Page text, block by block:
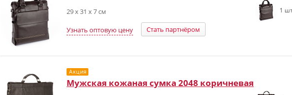
29 х 31 х 7 см
Узнать оптовую цену Стать партнёром
1
Акция
Мужская кожаная сумка 2048 коричневая